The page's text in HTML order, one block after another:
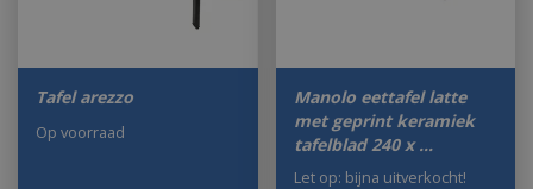
Tafel arezzo
Op voorraad
Manolo eettafel latte
met geprint keramiek
tafelblad 240 x …
Let op: bijna uitverkocht!